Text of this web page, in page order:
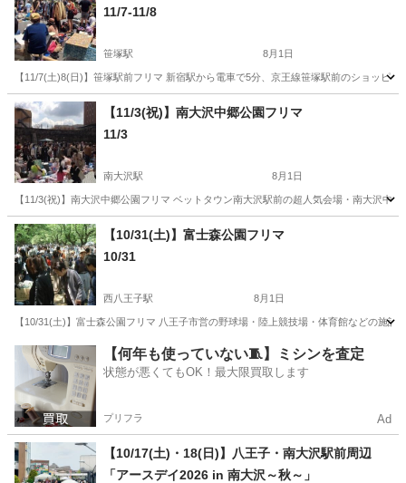
11/7-11/8
笹塚駅 8月1日
【11/7(土)8(日)】笹塚駅前フリマ 新宿駅から電車で5分、京王線笹塚駅前のショッピ
東京 渋谷区 フリーマーケット フリマ
【11/3(祝)】南大沢中郷公園フリマ
11/3
南大沢駅 8月1日
【11/3(祝)】南大沢中郷公園フリマ ベットタウン南大沢駅前の超人気会場・南大沢
東京 八王子市 南大沢駅 フリーマーケット
【10/31(土)】富士森公園フリマ
10/31
西八王子駅 8月1日
【10/31(土)】富士森公園フリマ 八王子市営の野球場・陸上競技場・体育館などの施
東京 八王子市 西八王子駅 フリーマーケット フリマ
【何年も使っていない🧵】ミシンを査定
状態が悪くてもOK！最大限買取します
プリフラ Ad
【10/17(土)・18(日)】八王子・南大沢駅前周辺
「アースデイ2026 in 南大沢～秋～」